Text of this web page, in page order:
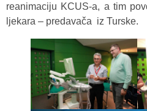
reanimaciju KCUS-a, a tim
ljekara – predavača iz Turske.